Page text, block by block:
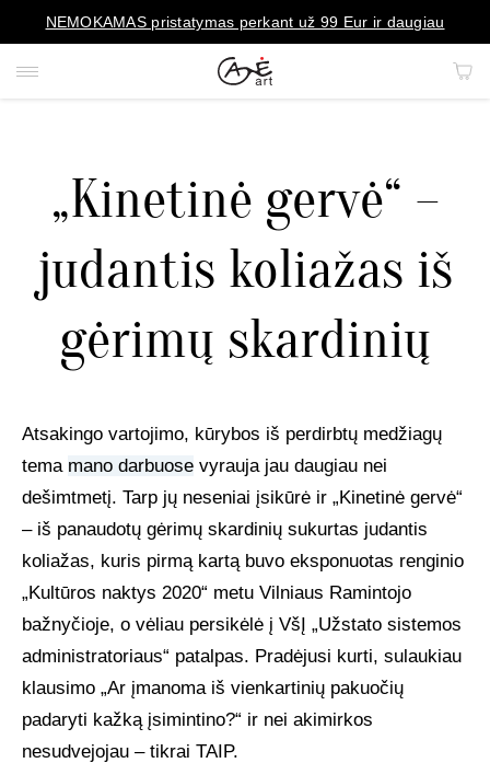
NEMOKAMAS pristatymas perkant už 99 Eur ir daugiau
PAVEIKSLAI
PORTRETAI
REPRODUKCIJOS
MENO OBJEKTAI
UŽSAKOMIEJI PROJEKTAI
TAPYBOS PAMOKOS
BIO
„Kinetinė gervė“ –
judantis koliažas iš
gėrimų skardinių
Atsakingo vartojimo, kūrybos iš perdirbtų medžiagų
tema mano darbuose vyrauja jau daugiau nei
dešimtmetį. Tarp jų neseniai įsikūrė ir „Kinetinė gervė“
– iš panaudotų gėrimų skardinių sukurtas judantis
koliažas, kuris pirmą kartą buvo eksponuotas renginio
„Kultūros naktys 2020“ metu Vilniaus Ramintojo
bažnyčioje, o vėliau persikėlė į VšĮ „Užstato sistemos
administratoriaus“ patalpas. Pradėjusi kurti, sulaukiau
klausimo „Ar įmanoma iš vienkartinių pakuočių
padaryti kažką įsimintino?“ ir nei akimirkos
nesudvejojau – tikrai TAIP.